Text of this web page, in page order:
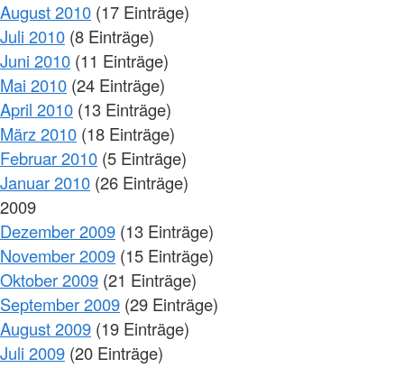
August 2010 (17 Einträge)
Juli 2010 (8 Einträge)
Juni 2010 (11 Einträge)
Mai 2010 (24 Einträge)
April 2010 (13 Einträge)
März 2010 (18 Einträge)
Februar 2010 (5 Einträge)
Januar 2010 (26 Einträge)
2009
Dezember 2009 (13 Einträge)
November 2009 (15 Einträge)
Oktober 2009 (21 Einträge)
September 2009 (29 Einträge)
August 2009 (19 Einträge)
Juli 2009 (20 Einträge)